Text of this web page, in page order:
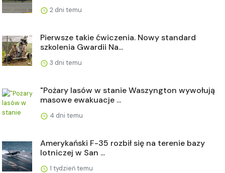
2 dni temu
Pierwsze takie ćwiczenia. Nowy standard
szkolenia Gwardii Na...
3 dni temu
"Pożary lasów w stanie Waszyngton wywołują
masowe ewakuacje ...
4 dni temu
Amerykański F-35 rozbił się na terenie bazy
lotniczej w San ...
1 tydzień temu